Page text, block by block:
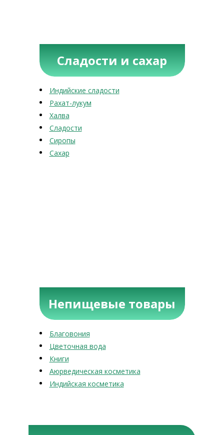
Сладости и сахар
Индийские сладости
Рахат-лукум
Халва
Сладости
Сиропы
Сахар
Непищевые товары
Благовония
Цветочная вода
Книги
Аюрведическая косметика
Индийская косметика